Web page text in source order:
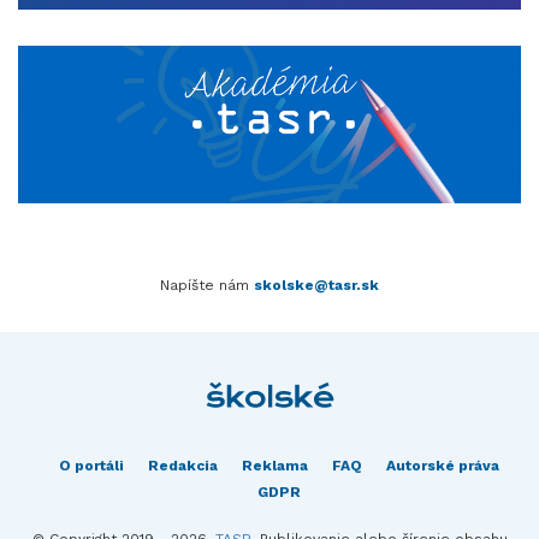
Napíšte nám skolske@tasr.sk
O portáli Redakcia Reklama FAQ
Autorské práva
GDPR